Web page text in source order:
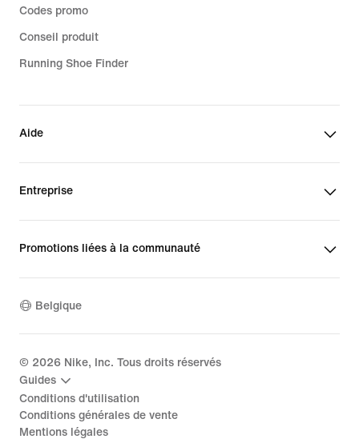
Codes promo
Conseil produit
Running Shoe Finder
Aide
Entreprise
Promotions liées à la communauté
Belgique
© 2026 Nike, Inc. Tous droits réservés
Guides
Conditions d'utilisation
Conditions générales de vente
Mentions légales